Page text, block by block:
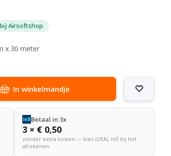
bij Airsoftshop
x 30 meter
In winkelmandje
Betaal in 3x
3 × € 0,50
zonder extra kosten — kies iDEAL in3 bij het
afrekenen